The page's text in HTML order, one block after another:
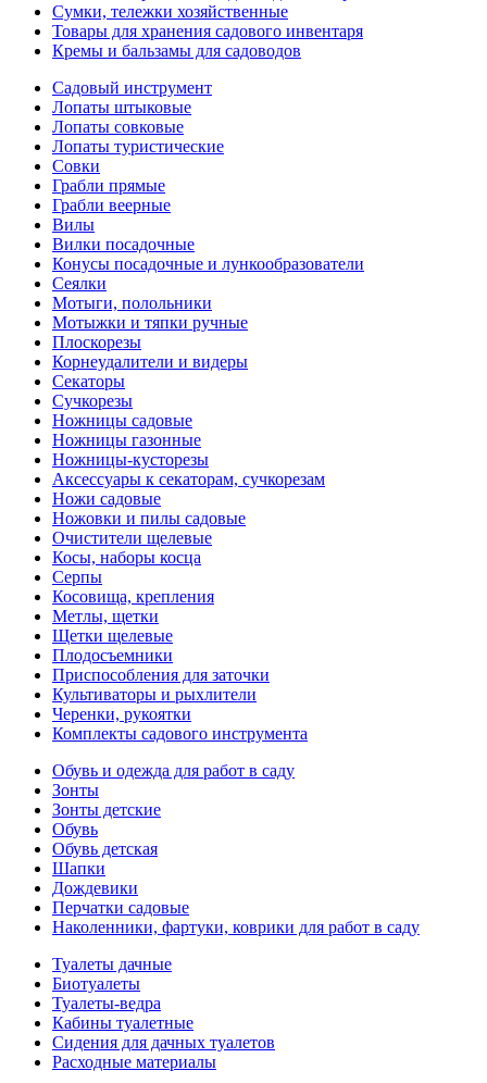
Сумки, тележки хозяйственные
Товары для хранения садового инвентаря
Кремы и бальзамы для садоводов
Садовый инструмент
Лопаты штыковые
Лопаты совковые
Лопаты туристические
Совки
Грабли прямые
Грабли веерные
Вилы
Вилки посадочные
Конусы посадочные и лункообразователи
Сеялки
Мотыги, полольники
Мотыжки и тяпки ручные
Плоскорезы
Корнеудалители и видеры
Секаторы
Сучкорезы
Ножницы садовые
Ножницы газонные
Ножницы-кусторезы
Аксессуары к секаторам, сучкорезам
Ножи садовые
Ножовки и пилы садовые
Очистители щелевые
Косы, наборы косца
Серпы
Косовища, крепления
Метлы, щетки
Щетки щелевые
Плодосъемники
Приспособления для заточки
Культиваторы и рыхлители
Черенки, рукоятки
Комплекты садового инструмента
Обувь и одежда для работ в саду
Зонты
Зонты детские
Обувь
Обувь детская
Шапки
Дождевики
Перчатки садовые
Наколенники, фартуки, коврики для работ в саду
Туалеты дачные
Биотуалеты
Туалеты-ведра
Кабины туалетные
Сидения для дачных туалетов
Расходные материалы